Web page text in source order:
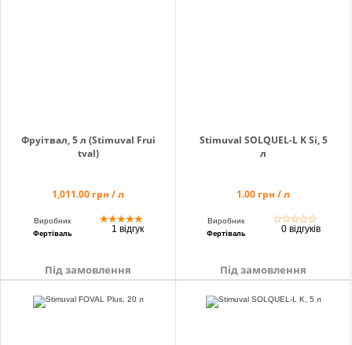
Фруітвал, 5 л (Stimuval Frui
tval)
1,011.00 грн / л
Виробник
Фертіваль
★★★★★
1 відгук
Під замовлення
Stimuval SOLQUEL-L K Si, 5
л
1.00 грн / л
Виробник
Фертіваль
☆☆☆☆☆
0 відгуків
Під замовлення